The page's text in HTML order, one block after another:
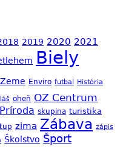
2019 2020 2021
Biely
Enviro futbal História
oheň OZ Centrum
Príroda skupina turistika
zima Zábava zápis
Školstvo Šport